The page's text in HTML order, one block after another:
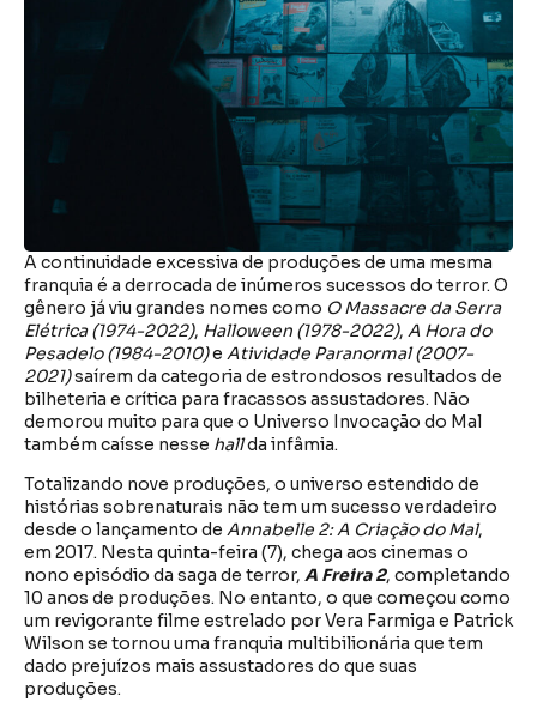
A continuidade excessiva de produções de uma mesma
franquia é a derrocada de inúmeros sucessos do terror. O
gênero já viu grandes nomes como O Massacre da Serra
Elétrica (1974-2022), Halloween (1978-2022), A Hora do
Pesadelo (1984-2010)e Atividade Paranormal (2007-
2021)saírem da categoria de estrondosos resultados de
bilheteria e crítica para fracassos assustadores. Não
demorou muito para que o Universo Invocação do Mal
também caísse nesse hallda infâmia.
Totalizando nove produções, o universo estendido de
histórias sobrenaturais não tem um sucesso verdadeiro
desde o lançamento de Annabelle 2: A Criação do Mal,
em 2017. Nesta quinta-feira (7), chega aos cinemas o
nono episódio da saga de terror, A Freira 2, completando
10 anos de produções. No entanto, o que começou como
um revigorante filme estrelado por Vera Farmiga e Patrick
Wilson se tornou uma franquia multibilionária que tem
dado prejuízos mais assustadores do que suas
produções.